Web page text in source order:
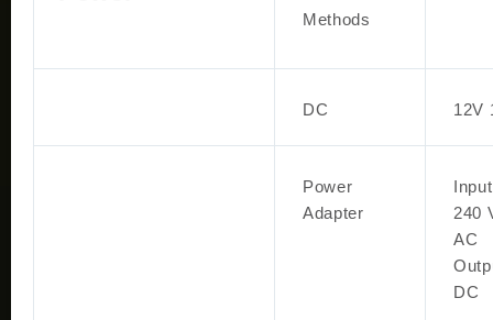
Methods
DC 12V
Power
Adapter
240
AC
DC